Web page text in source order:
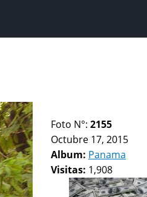
Foto N°: 2155
Octubre 17, 2015
Album: Panama
Visitas: 1,908